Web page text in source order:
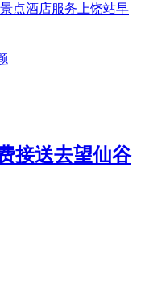
景点酒店服务 上饶站早
接送去望仙谷